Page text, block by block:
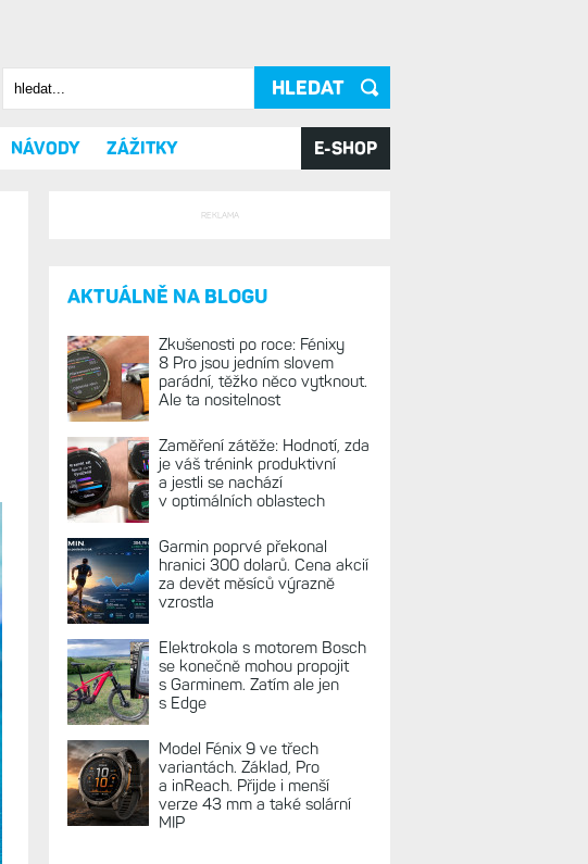
Vyhledávání
Hledat
NÁVODY ZÁŽITKY E-SHOP
REKLAMA
AKTUÁLNĚ NA BLOGU
Zkušenosti po roce: Fénixy
8 Pro jsou jedním slovem
parádní, těžko něco vytknout.
Ale ta nositelnost
Zaměření zátěže: Hodnotí, zda
je váš trénink produktivní
a jestli se nachází
v optimálních oblastech
Garmin poprvé překonal
hranici 300 dolarů. Cena akcií
za devět měsíců výrazně
vzrostla
Elektrokola s motorem Bosch
se konečně mohou propojit
s Garminem. Zatím ale jen
s Edge
Model Fénix 9 ve třech
variantách. Základ, Pro
a inReach. Přijde i menší
verze 43 mm a také solární
MIP